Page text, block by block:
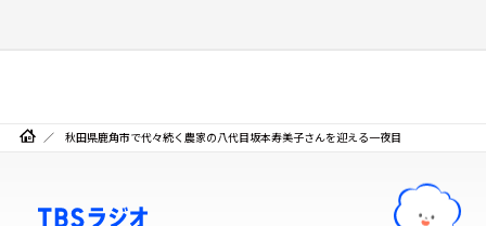
秋田県鹿角市で代々続く農家の八代目坂本寿美子さんを迎える一夜目